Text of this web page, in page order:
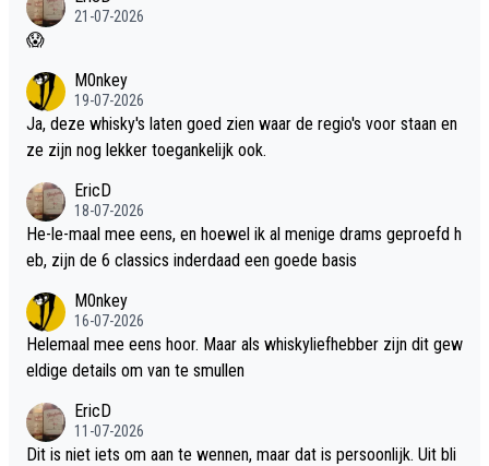
21-07-2026
😱
M0nkey
19-07-2026
Ja, deze whisky's laten goed zien waar de regio's voor staan en
ze zijn nog lekker toegankelijk ook.
EricD
18-07-2026
He-le-maal mee eens, en hoewel ik al menige drams geproefd h
eb, zijn de 6 classics inderdaad een goede basis
M0nkey
16-07-2026
Helemaal mee eens hoor. Maar als whiskyliefhebber zijn dit gew
eldige details om van te smullen
EricD
11-07-2026
Dit is niet iets om aan te wennen, maar dat is persoonlijk. Uit bli